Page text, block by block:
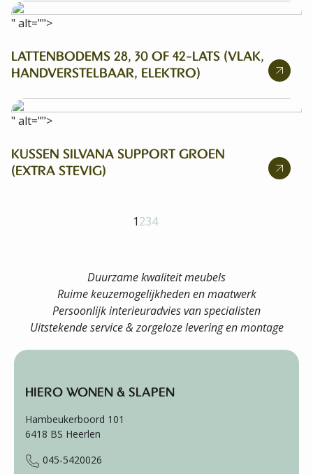
" alt="">
LATTENBODEMS 28, 30 OF 42-LATS (VLAK,
HANDVERSTELBAAR, ELEKTRO)
" alt="">
KUSSEN SILVANA SUPPORT GROEN
(EXTRA STEVIG)
1234
Duurzame kwaliteit meubels
Ruime keuzemogelijkheden en maatwerk
Persoonlijk interieuradvies van specialisten
Uitstekende service & zorgeloze levering en montage
HIERO WONEN & SLAPEN
Hambeukerboord 101
6418 BS Heerlen
045-5420026